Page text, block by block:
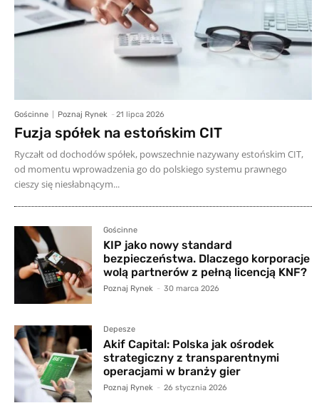
Gościnne Poznaj Rynek - 21 lipca 2026
Fuzja spółek na estońskim CIT
Ryczałt od dochodów spółek, powszechnie nazywany estońskim CIT,
od momentu wprowadzenia go do polskiego systemu prawnego
cieszy się niesłabnącym...
Gościnne
KIP jako nowy standard
bezpieczeństwa. Dlaczego korporacje
wolą partnerów z pełną licencją KNF?
Poznaj Rynek - 30 marca 2026
Depesze
Akif Capital: Polska jak ośrodek
strategiczny z transparentnymi
operacjami w branży gier
Poznaj Rynek - 26 stycznia 2026